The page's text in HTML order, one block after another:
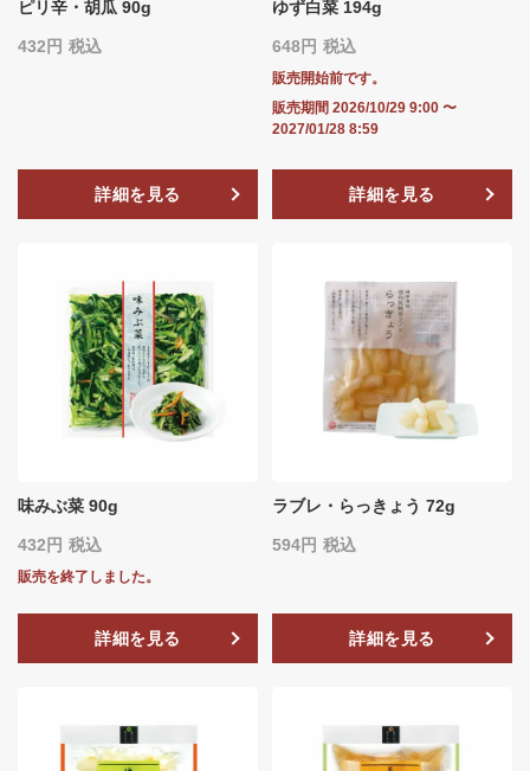
ピリ辛・胡瓜 90g
432 税込
詳細を見る
ゆず白菜 194g
648 税込
販売開始前です。
販売期間 2026/10/29 9:00 〜
2027/01/28 8:59
詳細を見る
味みぶ菜 90g
432 税込
販売を終了しました。
詳細を見る
ラブレ・らっきょう 72g
594 税込
詳細を見る